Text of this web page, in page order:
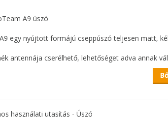
A9 úszó
egy nyújtott formájú cseppúszó teljesen matt,
antennája cserélhető, lehetőséget adva annak
az oldalán található egy fül, az alsó szárhoz
méretek keszegezéshez, nagyobb méreteivel
használati utasítás - Úszó